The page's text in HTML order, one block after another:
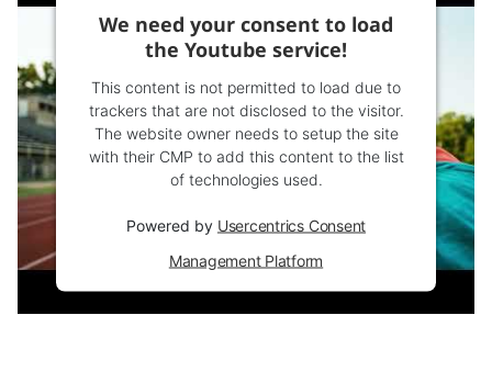
We need your consent to load
the Youtube service!
This content is not permitted to load due to
trackers that are not disclosed to the visitor.
The website owner needs to setup the site
with their CMP to add this content to the list
of technologies used.
Powered by Usercentrics Consent
Management Platform